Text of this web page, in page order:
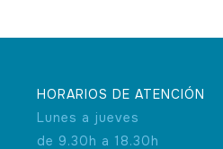
HORARIOS DE ATENCIÓN
Lunes a jueves
de 9.30h a 18.30h